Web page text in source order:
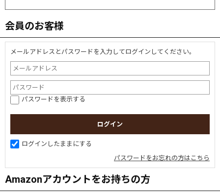
会員のお客様
メールアドレスとパスワードを入力してログインしてください。
パスワードを表示する
ログインしたままにする
パスワードをお忘れの方はこちら
Amazonアカウントをお持ちの方